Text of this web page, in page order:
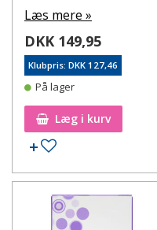
Læs mere »
DKK 149,95
Klubpris: DKK 127,46
På lager
Læg i kurv
Tilføj til ønskeseddel